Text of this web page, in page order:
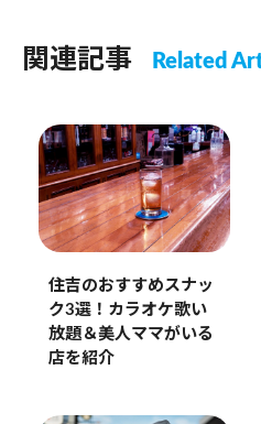
関連記事 Related
住吉のおすすめスナッ
ク3選！カラオケ歌い
放題＆美人ママがいる
店を紹介